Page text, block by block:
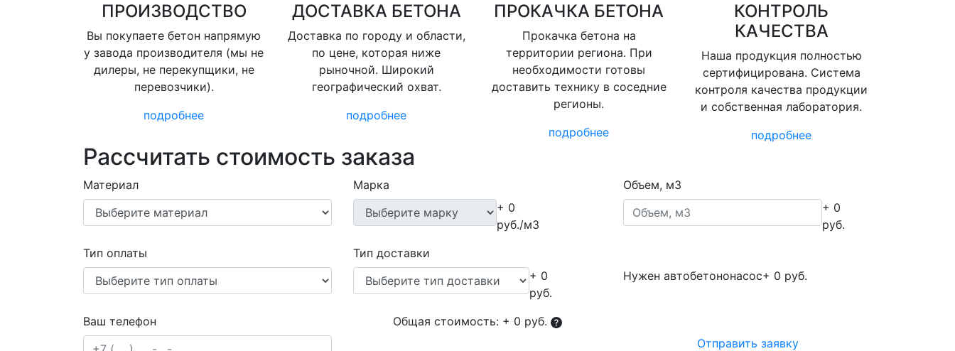
ПРОИЗВОДСТВО
Вы покупаете бетон напрямую
у завода производителя (мы не
дилеры, не перекупщики, не
перевозчики).
подробнее
ДОСТАВКА БЕТОНА
Доставка по городу и области,
по цене, которая ниже
рыночной. Широкий
географический охват.
подробнее
ПРОКАЧКА БЕТОНА
Прокачка бетона на
территории региона. При
необходимости готовы
доставить технику в соседние
регионы.
подробнее
КОНТРОЛЬ
КАЧЕСТВА
Наша продукция полностью
сертифицирована. Система
контроля качества продукции
и собственная лаборатория.
подробнее
Рассчитать стоимость заказа
Материал
Марка
+ 0
руб./м3
Объем, м3
+ 0
руб.
Тип оплаты
Тип доставки
+ 0
руб.
Нужен автобетононасос+ 0 руб.
Ваш телефон Общая стоимость: + 0 руб.
Отправить заявку